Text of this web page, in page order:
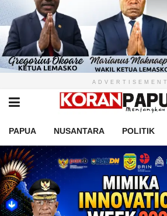
ADVERTISEMENT
PAPUA NUSANTARA POLITIK